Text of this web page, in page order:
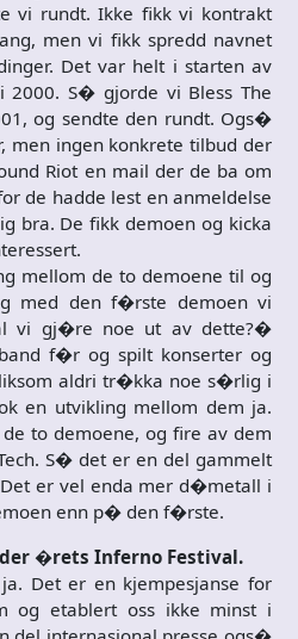
vi rundt. Ikke fikk vi kontrakt
men vi fikk spredd navnet
Det var helt i starten av
S� gjorde vi Bless The
og sendte den rundt. Ogs�
men ingen konkrete tilbud der
Riot en mail der de ba om
de hadde lest en anmeldelse
bra. De fikk demoen og kicka
mellom de to demoene til og
med den f�rste demoen vi
vi gj�re noe ut av dette?�
f�r og spilt konserter og
aldri tr�kka noe s�rlig i
en utvikling mellom dem ja.
to demoene, og fire av dem
S� det er en del gammelt
er vel enda mer d�metall i
enn p� den f�rste.
�rets Inferno Festival.
Det er en kjempesjanse for
etablert oss ikke minst i